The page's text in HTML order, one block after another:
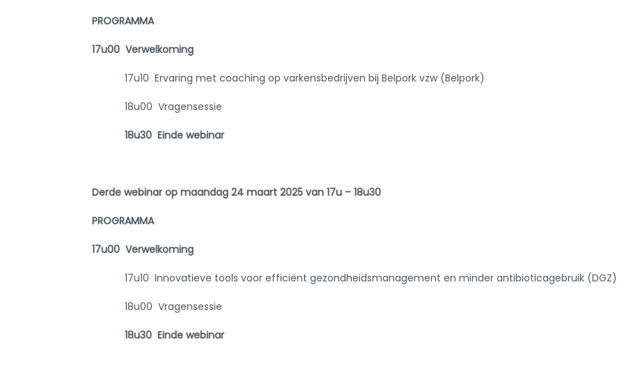
PROGRAMMA
17u00 Verwelkoming
17u10 Ervaring met coaching op varkensbedrijven bij Belpork vzw (Belpork)
18u00 Vragensessie
18u30 Einde webinar
Derde webinar op maandag 24 maart 2025 van 17u – 18u30
PROGRAMMA
17u00 Verwelkoming
17u10 Innovatieve tools voor efficiënt gezondheidsmanagement en minder antibioticagebruik (DGZ)
18u00 Vragensessie
18u30 Einde webinar